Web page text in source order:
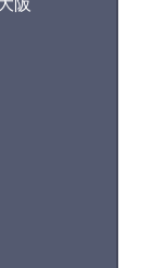
阪